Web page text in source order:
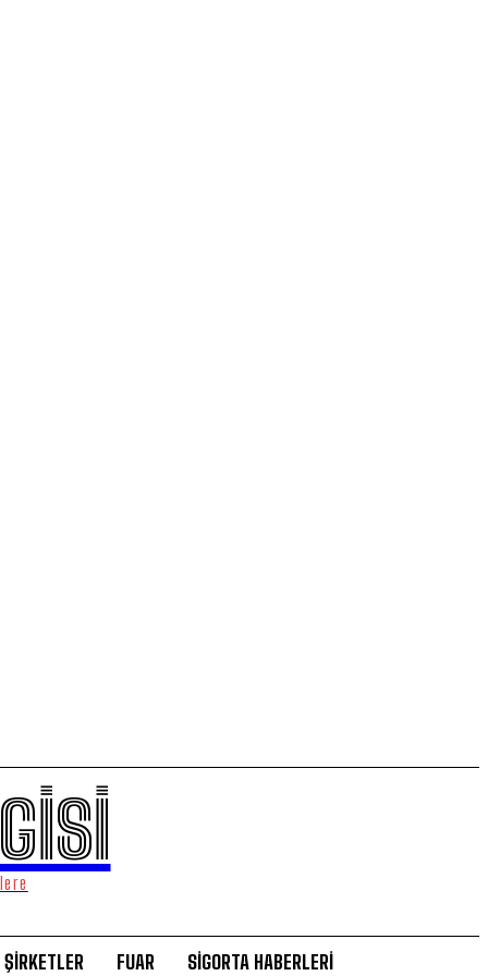
ŞİRKETLER FUAR SİGORTA HABERLERİ